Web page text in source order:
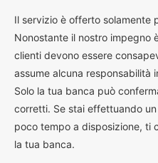
Il servizio è offerto solamente
Nonostante il nostro impegno
clienti devono essere
assume alcuna responsabilità
Solo la tua banca può
corretti. Se stai effettuando
poco tempo a disposizione, ti
la tua banca.